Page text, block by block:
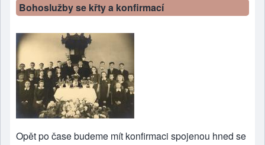
Bohoslužby se křty a konfirmací
Opět po čase budeme mít konfirmaci spojenou hned se